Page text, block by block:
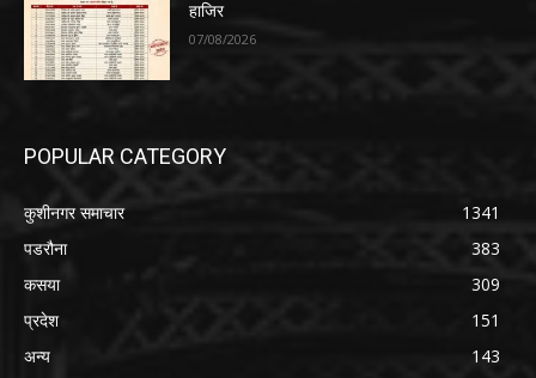
हाजिर
07/08/2026
POPULAR CATEGORY
कुशीनगर समाचार
1341
पडरौना
383
कसया
309
प्रदेश
151
अन्य
143